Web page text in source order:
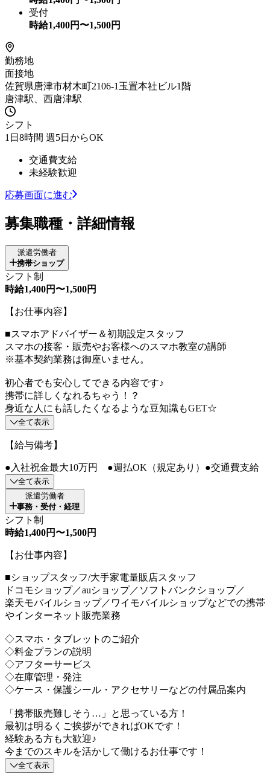
受付
時給1,400円〜1,500円
勤務地
面接地
佐賀県唐津市材木町2106-1玉置本社ビル1階
唐津駅、西唐津駅
シフト
1日8時間 週5日からOK
交通費支給
未経験歓迎
応募画面に進む
募集職種・詳細情報
派遣労働者
携帯ショップ
シフト制
時給1,400円〜1,500円
【お仕事内容】
■スマホアドバイザー＆初期設定スタッフ
スマホの接客・販売やお客様へのスマホ教室の講師
※基本契約業務は御座いません。
初心者でも安心してできる内容です♪
携帯に詳しくなれるちゃう！？
身近な人にも話したくなるような豆知識もGET☆
全て表示
【給与備考】
●入社祝金最大10万円 ●週払OK（規定あり）●交通費支給
全て表示
派遣労働者
事務・受付・経理
シフト制
時給1,400円〜1,500円
【お仕事内容】
■ショップスタッフ/大手家電量販店スタッフ
ドコモショップ／auショップ／ソフトバンクショップ／
楽天モバイルショップ／ワイモバイルショップなどでの携帯
やインターネット販売業務
◇スマホ・タブレットのご紹介
◇料金プランの説明
◇アフターサービス
◇在庫管理・発注
◇ケース・保護シール・アクセサリーなどの付属品案内
「携帯販売難しそう…」と思っている方！
最初は明るくご挨拶ができればOKです！
経験ある方も大歓迎♪
今までのスキルを活かして働けるお仕事です！
全て表示